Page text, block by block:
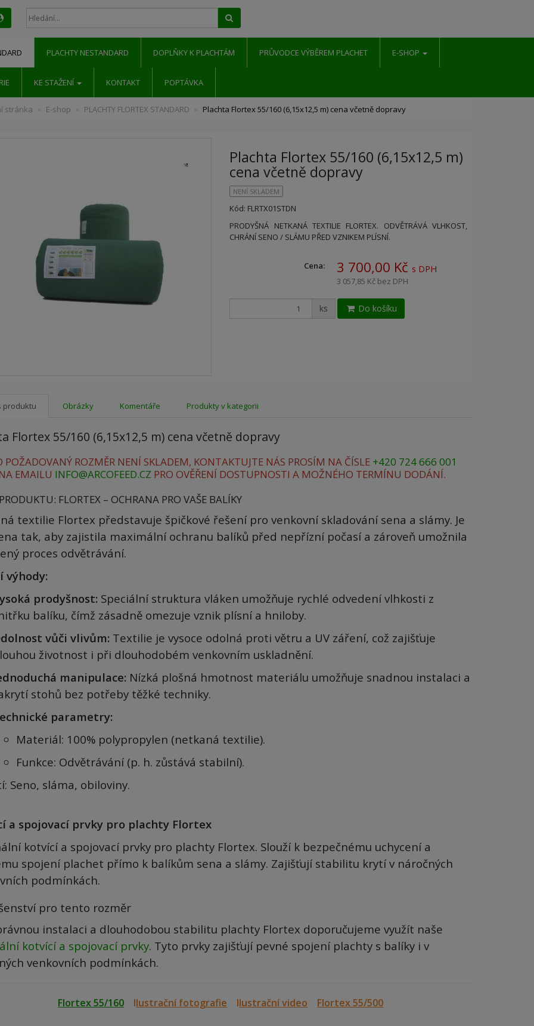
PLACHTY NESTANDARD DOPLŇKY K PLACHTÁM PRŮVODCE VÝBĚREM PLACHET E-SHOP
KE STAŽENÍ KONTAKT POPTÁVKA
stránka E-shop PLACHTY FLORTEX STANDARD Plachta Flortex 55/160 (6,15x12,5 m) cena včetně dopravy
Plachta Flortex 55/160 (6,15x12,5 m)
cena včetně dopravy
NENÍ SKLADEM
Kód: FLRTX01STDN
PRODYŠNÁ NETKANÁ TEXTILIE FLORTEX. ODVĚTRÁVÁ VLHKOST,
CHRÁNÍ SENO / SLÁMU PŘED VZNIKEM PLÍSNÍ.
Cena: 3 700,00 Kč s DPH
3 057,85 Kč bez DPH
ks Do košíku
produktu Obrázky Komentáře Produkty v kategorii
Flortex 55/160 (6,15x12,5 m) cena včetně dopravy
POŽADOVANÝ ROZMĚR NENÍ SKLADEM, KONTAKTUJTE NÁS PROSÍM NA ČÍSLE +420 724 666 001
EMAILU INFO@ARCOFEED.CZ PRO OVĚŘENÍ DOSTUPNOSTI A MOŽNÉHO TERMÍNU DODÁNÍ.
FLORTEX – OCHRANA PRO VAŠE BALÍKY
textilie Flortex představuje špičkové řešení pro venkovní skladování sena a slámy. Je
tak, aby zajistila maximální ochranu balíků před nepřízní počasí a zároveň umožnila
proces odvětrávání.
výhody:
prodyšnost: Speciální struktura vláken umožňuje rychlé odvedení vlhkosti z
balíku, čímž zásadně omezuje vznik plísní a hniloby.
vůči vlivům: Textilie je vysoce odolná proti větru a UV záření, což zajišťuje
životnost i při dlouhodobém venkovním uskladnění.
manipulace: Nízká plošná hmotnost materiálu umožňuje snadnou instalaci a
stohů bez potřeby těžké techniky.
parametry:
Materiál: 100% polypropylen (netkaná textilie).
Funkce: Odvětrávání (p. h. zůstává stabilní).
Seno, sláma, obiloviny.
a spojovací prvky pro plachty Flortex
kotvící a spojovací prvky pro plachty Flortex. Slouží k bezpečnému uchycení a
spojení plachet přímo k balíkům sena a slámy. Zajišťují stabilitu krytí v náročných
podmínkách.
pro tento rozměr
instalaci a dlouhodobou stabilitu plachty Flortex doporučujeme využít naše
kotvící a spojovací prvky. Tyto prvky zajišťují pevné spojení plachty s balíky i v
venkovních podmínkách.
Flortex 55/160 Ilustrační fotografie Ilustrační video Flortex55/500